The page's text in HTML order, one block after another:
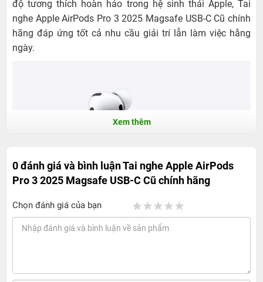
độ tương thích hoàn hảo trong hệ sinh thái Apple, Tai
nghe Apple AirPods Pro 3 2025 Magsafe USB-C Cũ chính
hãng đáp ứng tốt cả nhu cầu giải trí lẫn làm việc hằng
ngày.
Xem thêm
0 đánh giá và bình luậnTai nghe Apple AirPods
Pro 3 2025 Magsafe USB-C Cũ chính hãng
Chọn đánh giá của bạn